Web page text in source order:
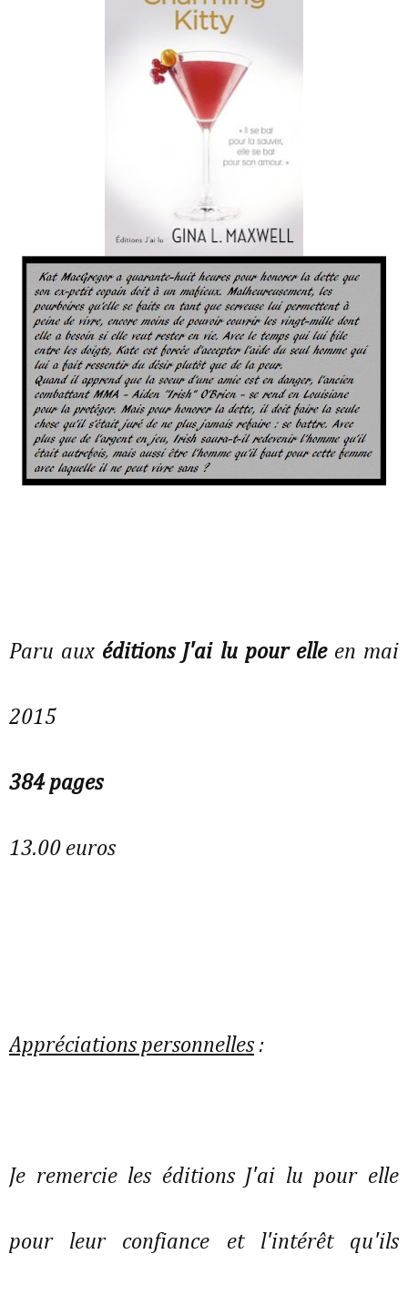
Paru aux éditions J'ai lu pour elleen mai
2015
384 pages
13.00 euros
Appréciations personnelles :
Je remercie les éditions J'ai lu pour elle
pour leur confiance et l'intérêt qu'ils